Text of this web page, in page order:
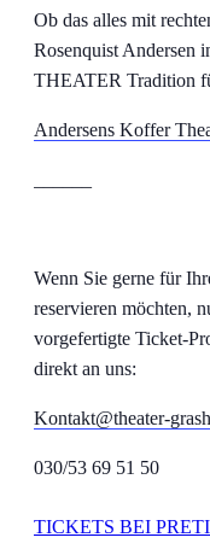
Ob das alles mit
Rosenquist Andersen
THEATER Tradition
Andersens Koffer
Wenn Sie gerne für
reservieren möchten,
vorgefertigte Ticket-
direkt an uns:
Kontakt@theater-
030/53 69 51 50
TICKETS BEI